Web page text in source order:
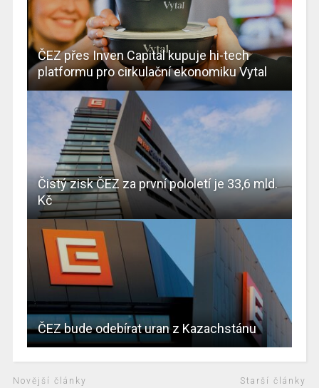
ČEZ přes Inven Capital kupuje hi-tech
platformu pro cirkulační ekonomiku Vytal
Čistý zisk ČEZ za první pololetí je 33,6 mld.
Kč
ČEZ bude odebírat uran z Kazachstánu
Novější články Starší články